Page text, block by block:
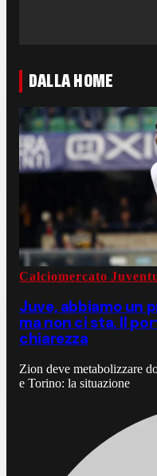
DALLA HOME
Calciomercato
Juve, abbiamo un
ma non ci sta. Il
chiarezza
Zion deve metabolizzare
e Torino: la situazione